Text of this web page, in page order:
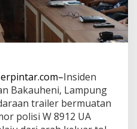
t
a
e
r
S
e
l
Insiden
Bakauheni, Lampung
trailer bermuatan
polisi W 8912 UA